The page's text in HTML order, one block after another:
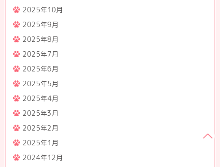
2025年10月
2025年9月
2025年8月
2025年7月
2025年6月
2025年5月
2025年4月
2025年3月
2025年2月
2025年1月
2024年12月